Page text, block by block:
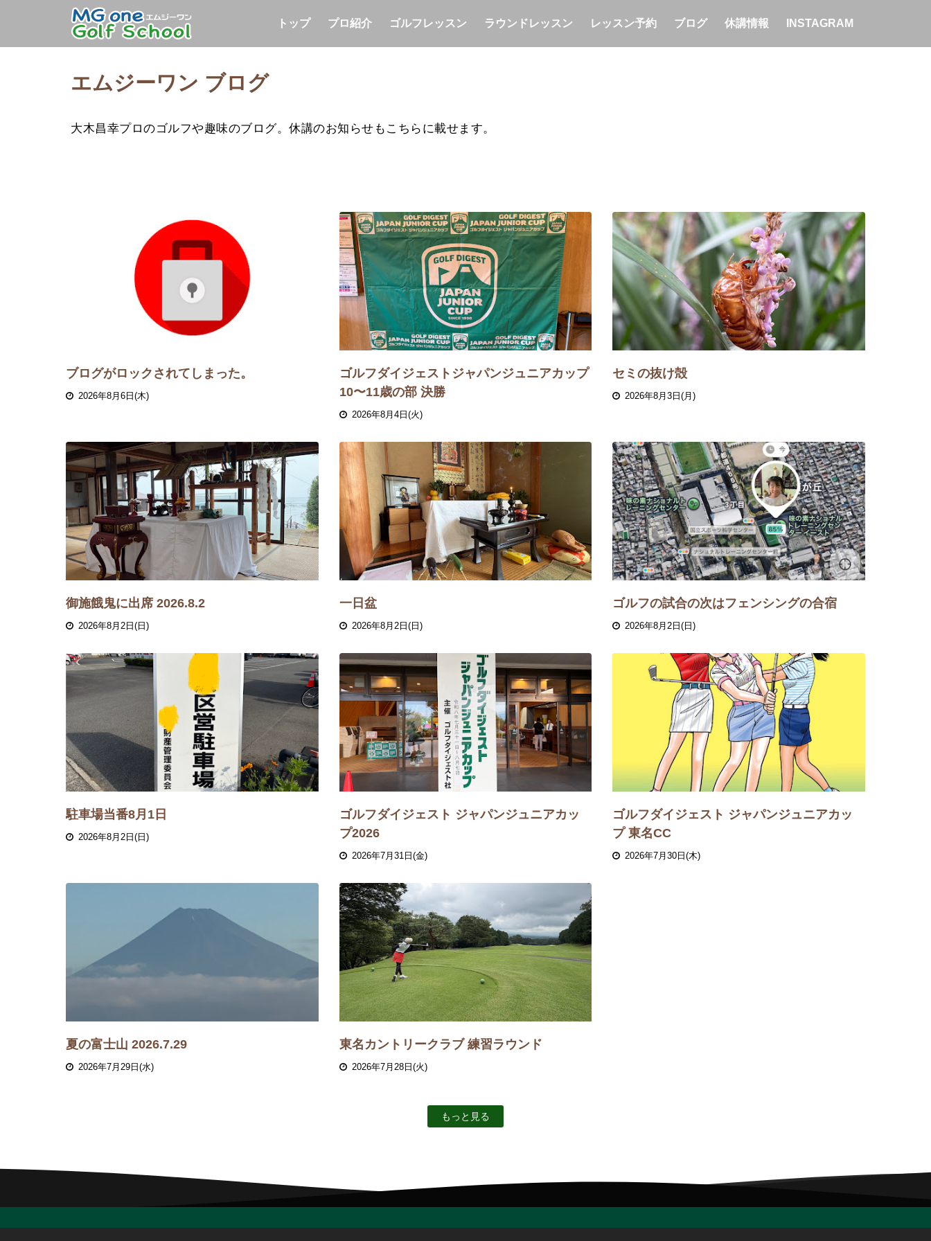
トップ プロ紹介 ゴルフレッスン ラウンドレッスン レッスン予約 ブログ 休講情報 INSTAGRAM
エムジーワン ブログ
大木昌幸プロのゴルフや趣味のブログ。休講のお知らせもこちらに載せます。
ブログがロックされてしまった。
2026年8月6日(木)
ゴルフダイジェストジャパンジュニアカップ
10〜11歳の部 決勝
2026年8月4日(火)
セミの抜け殻
2026年8月3日(月)
御施餓鬼に出席 2026.8.2
2026年8月2日(日)
一日盆
2026年8月2日(日)
ゴルフの試合の次はフェンシングの合宿
2026年8月2日(日)
駐車場当番8月1日
2026年8月2日(日)
ゴルフダイジェスト ジャパンジュニアカッ
プ2026
2026年7月31日(金)
ゴルフダイジェスト ジャパンジュニアカッ
プ 東名CC
2026年7月30日(木)
夏の富士山 2026.7.29
2026年7月29日(水)
東名カントリークラブ 練習ラウンド
2026年7月28日(火)
もっと見る